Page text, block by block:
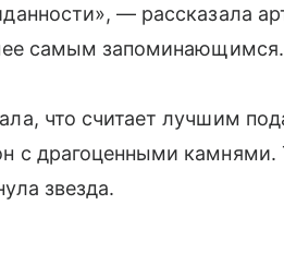
— рассказала
самым запоминающимся.
что считает лучшим
с драгоценными камнями.
звезда.